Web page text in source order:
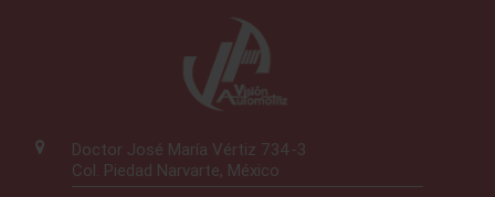
Doctor José María Vértiz 734-3
Col. Piedad Narvarte, México